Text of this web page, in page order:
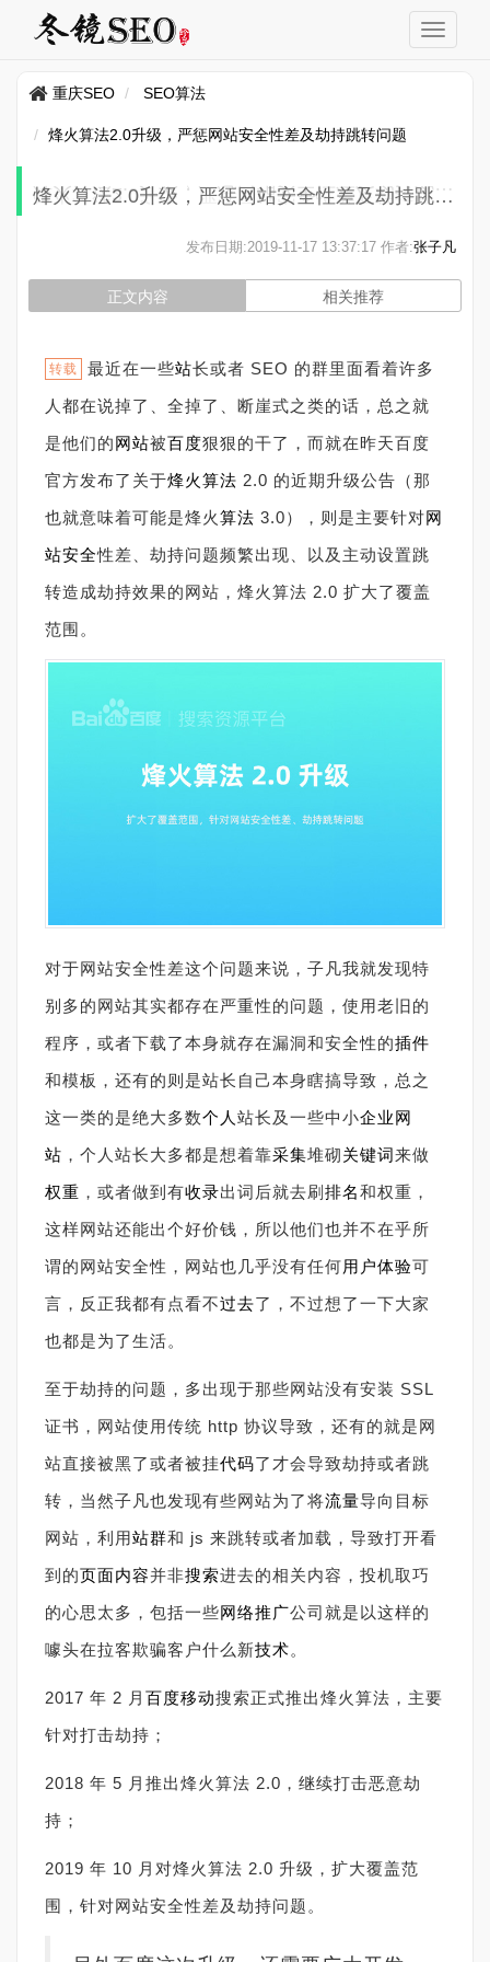
重庆SEO SEO算法
烽火算法2.0升级，严惩网站安全性差及劫持跳转问题
烽火算法2.0升级，严惩网站安全性差及劫持跳转问题
发布日期:2019-11-17 13:37:17 作者:张子凡
正文内容 相关推荐
转载 最近在一些站长或者 SEO 的群里面看着许多
人都在说掉了、全掉了、断崖式之类的话，总之就
是他们的网站被百度狠狠的干了，而就在昨天百度
官方发布了关于烽火算法 2.0 的近期升级公告（那
也就意味着可能是烽火算法 3.0），则是主要针对网
站安全性差、劫持问题频繁出现、以及主动设置跳
转造成劫持效果的网站，烽火算法 2.0 扩大了覆盖
范围。
对于网站安全性差这个问题来说，子凡我就发现特
别多的网站其实都存在严重性的问题，使用老旧的
程序，或者下载了本身就存在漏洞和安全性的插件
和模板，还有的则是站长自己本身瞎搞导致，总之
这一类的是绝大多数个人 站长及一些中小企业网
站 ，个人站长大多都是想着靠采集堆砌关键词来做
权重 ，或者做到有收录出词后就去刷 排名和权重，
这样网站还能出个好价钱，所以他们也并不在乎所
谓的网站安全性，网站也几乎没有任何用户体验可
言，反正我都有点看不过去了，不过想了一下大家
也都是为了生活。
至于劫持的问题，多出现于那些网站没有安装 SSL
证书，网站使用传统 http 协议导致，还有的就是网
站直接被黑了或者被挂代码了才会导致劫持或者跳
转，当然子凡也发现有些网站为了将流量导向目标
网站，利用站群和 js 来跳转或者加载，导致打开看
到的页面内容并非搜索进去的相关内容，投机取巧
的心思太多，包括一些网络推广公司就是以这样的
噱头在拉客欺骗客户什么新技术。
2017 年 2 月 百度移动搜索正式推出烽火算法，主要
针对打击劫持；
2018 年 5 月推出烽火算法 2.0，继续打击恶意劫
持；
2019 年 10 月对烽火算法 2.0 升级，扩大覆盖范
围，针对网站安全性差及劫持问题。